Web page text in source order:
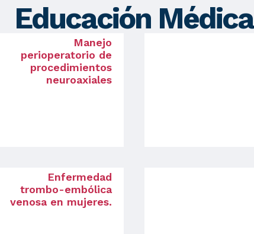
Educación Médica
Manejo
perioperatorio de
procedimientos
neuroaxiales
Enfermedad
trombo-embólica
venosa en mujeres.